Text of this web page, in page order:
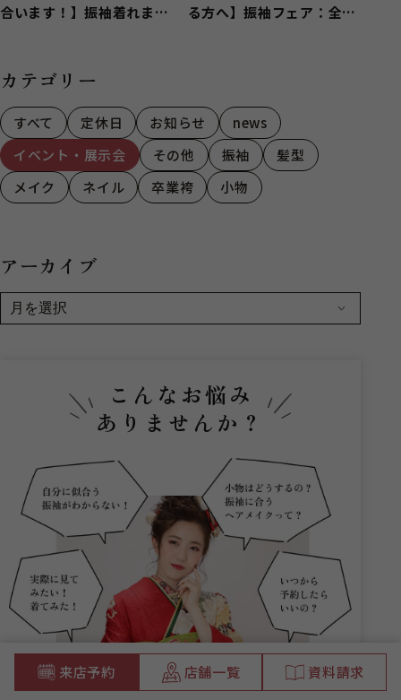
合います！】振袖着れま
る方へ】振袖フェア：全店
カテゴリー
すべて 定休日 お知らせ
news
イベント・展示会
その他 振袖
髪型
メイク
ネイル 卒業袴 小物
アーカイブ
こんなお悩み
ありませんか？
ガーネットにお任せください。
来店予約 店舗一覧 資料請求